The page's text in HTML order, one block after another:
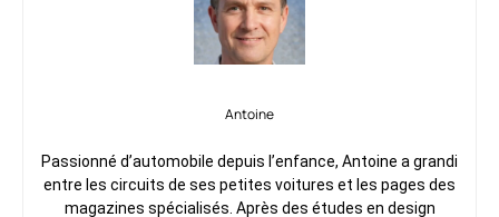
Antoine
Passionné d’automobile depuis l’enfance, Antoine a grandi
entre les circuits de ses petites voitures et les pages des
magazines spécialisés. Après des études en design